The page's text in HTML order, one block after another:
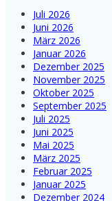
Juli 2026
Juni 2026
März 2026
Januar 2026
Dezember 2025
November 2025
Oktober 2025
September 2025
Juli 2025
Juni 2025
Mai 2025
März 2025
Februar 2025
Januar 2025
Dezember 2024